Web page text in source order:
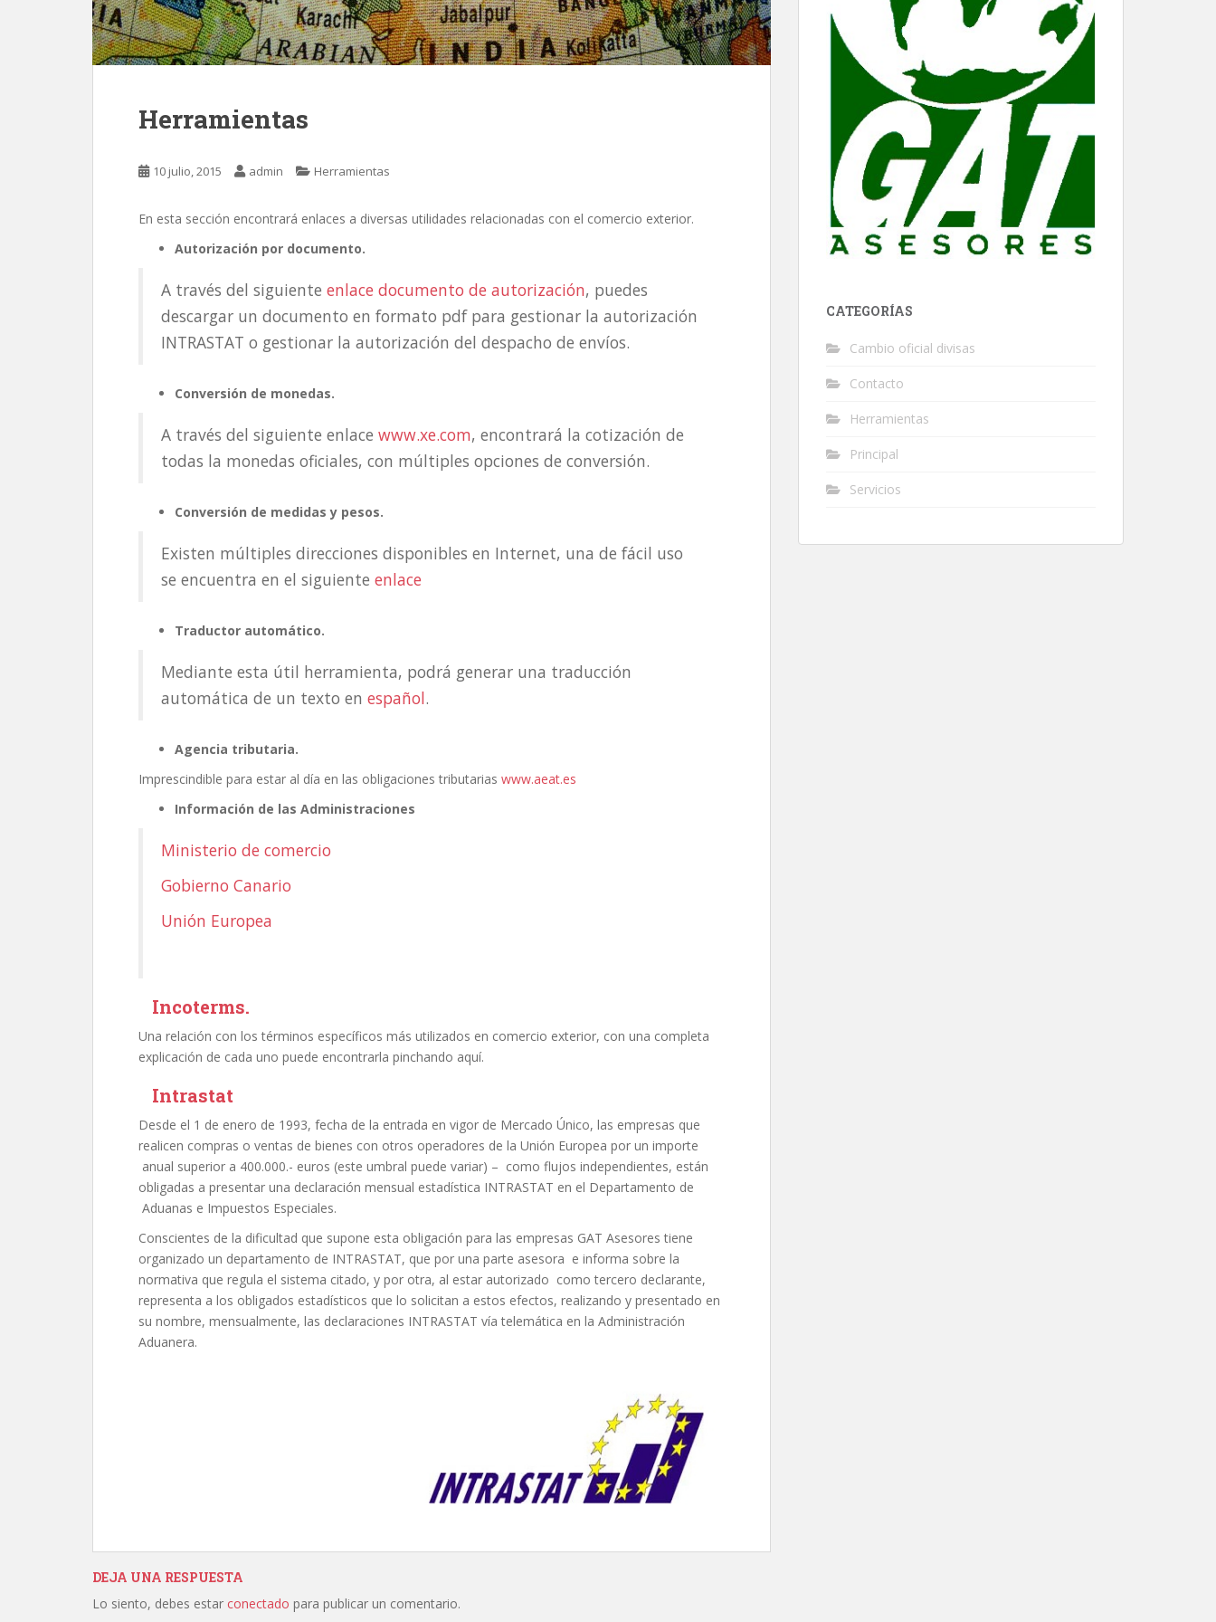
Herramientas
10 julio, 2015 admin Herramientas
En esta sección encontrará enlaces a diversas utilidades relacionadas con el comercio exterior.
Autorización por documento.
A través del siguiente enlace documento de autorización, puedes
descargar un documento en formato pdf para gestionar la autorización
INTRASTAT o gestionar la autorización del despacho de envíos.
Conversión de monedas.
A través del siguiente enlace www.xe.com, encontrará la cotización de
todas la monedas oficiales, con múltiples opciones de conversión.
Conversión de medidas y pesos.
Existen múltiples direcciones disponibles en Internet, una de fácil uso
se encuentra en el siguiente enlace
Traductor automático.
Mediante esta útil herramienta, podrá generar una traducción
automática de un texto en español.
Agencia tributaria.
Imprescindible para estar al día en las obligaciones tributarias www.aeat.es
Información de las Administraciones
Ministerio de comercio
Gobierno Canario
Unión Europea
Incoterms.
Una relación con los términos específicos más utilizados en comercio exterior, con una completa
explicación de cada uno puede encontrarla pinchando aquí.
Intrastat
Desde el 1 de enero de 1993, fecha de la entrada en vigor de Mercado Único, las empresas que
realicen compras o ventas de bienes con otros operadores de la Unión Europea por un importe
anual superior a 400.000.- euros (este umbral puede variar) – como flujos independientes, están
obligadas a presentar una declaración mensual estadística INTRASTAT en el Departamento de
Aduanas e Impuestos Especiales.
Conscientes de la dificultad que supone esta obligación para las empresas GAT Asesores tiene
organizado un departamento de INTRASTAT, que por una parte asesora e informa sobre la
normativa que regula el sistema citado, y por otra, al estar autorizado como tercero declarante,
representa a los obligados estadísticos que lo solicitan a estos efectos, realizando y presentado en
su nombre, mensualmente, las declaraciones INTRASTAT vía telemática en la Administración
Aduanera.
DEJA UNA RESPUESTA
Lo siento, debes estar conectado para publicar un comentario.
CATEGORÍAS
Cambio oficial divisas
Contacto
Herramientas
Principal
Servicios